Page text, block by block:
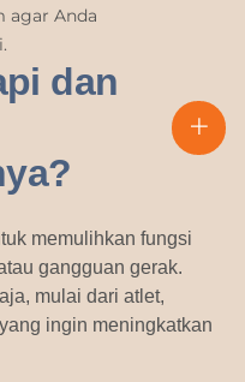
agar Anda
dan
memulihkan fungsi
gangguan gerak.
mulai dari atlet,
ingin meningkatkan